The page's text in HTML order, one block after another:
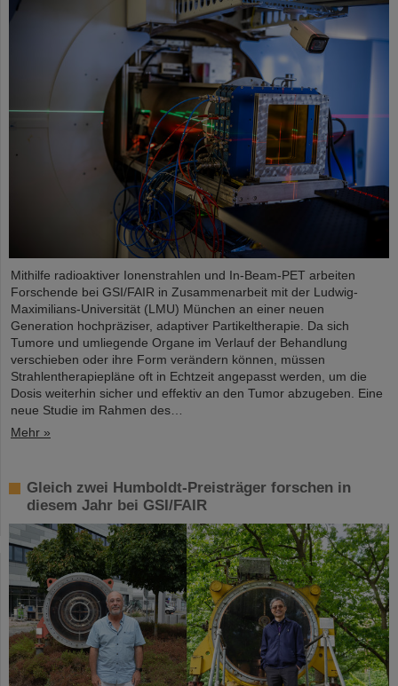
Mithilfe radioaktiver Ionenstrahlen und In-Beam-PET arbeiten
Forschende bei GSI/FAIR in Zusammenarbeit mit der Ludwig-
Maximilians-Universität (LMU) München an einer neuen
Generation hochpräziser, adaptiver Partikeltherapie. Da sich
Tumore und umliegende Organe im Verlauf der Behandlung
verschieben oder ihre Form verändern können, müssen
Strahlentherapiepläne oft in Echtzeit angepasst werden, um die
Dosis weiterhin sicher und effektiv an den Tumor abzugeben. Eine
neue Studie im Rahmen des…
Mehr »
Gleich zwei Humboldt-Preisträger forschen in
diesem Jahr bei GSI/FAIR